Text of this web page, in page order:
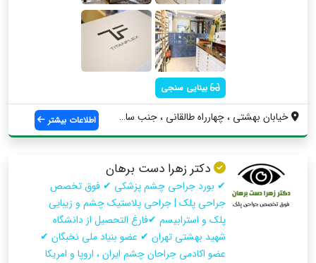
بینایی سنجی
خيابان بهشتي ، چهارراه طالقاني ، جنب ساخ... اطلاعات بیشتر
دکتر زهرا دست برهان
✔ بورد جراحی چشم پزشکی ✔ فوق تخصص
جراحی پلک | جراحی پلاستیک چشم و زیبایی
پلک و استرابیسم ✔فارغ التحصیل از دانشگاه
شهید بهشتی تهران ✔ عضو بنیاد ملی نخبگان ✔
عضو اکادمی جراحان چشم ایران ، اروپا و امریکا